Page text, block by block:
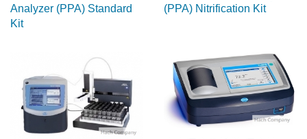
Analyzer (PPA) Standard
Kit
(PPA) Nitrification Kit